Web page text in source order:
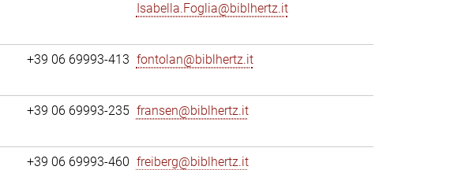
Isabella.Foglia@biblhertz.it
+39 06 69993-413 fontolan@biblhertz.it
+39 06 69993-235 fransen@biblhertz.it
+39 06 69993-460 freiberg@biblhertz.it